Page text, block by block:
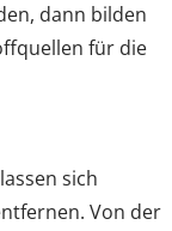
dann bilden
für die
sich
Von der